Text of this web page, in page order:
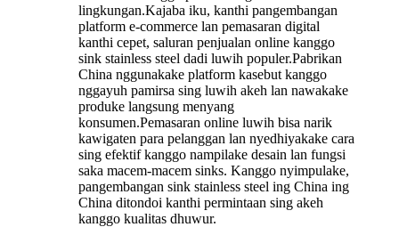
lingkungan.Kajaba iku, kanthi pangembangan
platform e-commerce lan pemasaran digital
kanthi cepet, saluran penjualan online kanggo
sink stainless steel dadi luwih populer.Pabrikan
China nggunakake platform kasebut kanggo
nggayuh pamirsa sing luwih akeh lan nawakake
produke langsung menyang
konsumen.Pemasaran online luwih bisa narik
kawigaten para pelanggan lan nyedhiyakake cara
sing efektif kanggo nampilake desain lan fungsi
saka macem-macem sinks. Kanggo nyimpulake,
pangembangan sink stainless steel ing China ing
China ditondoi kanthi permintaan sing akeh
kanggo kualitas dhuwur.